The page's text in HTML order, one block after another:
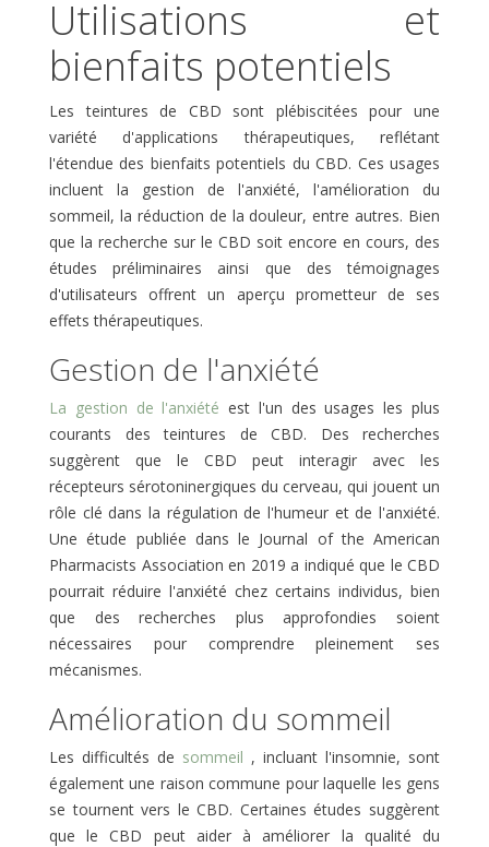
Utilisations et
bienfaits potentiels
Les teintures de CBD sont plébiscitées pour une
variété d'applications thérapeutiques, reflétant
l'étendue des bienfaits potentiels du CBD. Ces usages
incluent la gestion de l'anxiété, l'amélioration du
sommeil, la réduction de la douleur, entre autres. Bien
que la recherche sur le CBD soit encore en cours, des
études préliminaires ainsi que des témoignages
d'utilisateurs offrent un aperçu prometteur de ses
effets thérapeutiques.
Gestion de l'anxiété
La gestion de l'anxiétéest l'un des usages les plus
courants des teintures de CBD. Des recherches
suggèrent que le CBD peut interagir avec les
récepteurs sérotoninergiques du cerveau, qui jouent un
rôle clé dans la régulation de l'humeur et de l'anxiété.
Une étude publiée dans le Journal of the American
Pharmacists Association en 2019 a indiqué que le CBD
pourrait réduire l'anxiété chez certains individus, bien
que des recherches plus approfondies soient
nécessaires pour comprendre pleinement ses
mécanismes.
Amélioration du sommeil
Les difficultés de sommeil , incluant l'insomnie, sont
également une raison commune pour laquelle les gens
se tournent vers le CBD. Certaines études suggèrent
que le CBD peut aider à améliorer la qualité du